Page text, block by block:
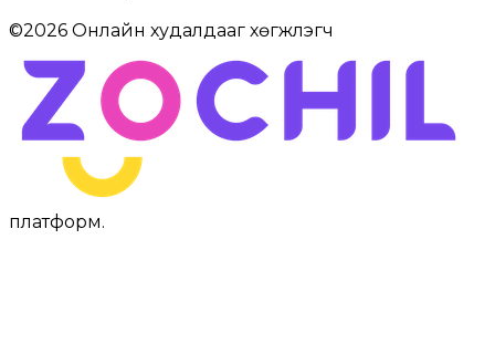
©2026 Онлайн худалдааг хөгжүүлэгч
платформ.